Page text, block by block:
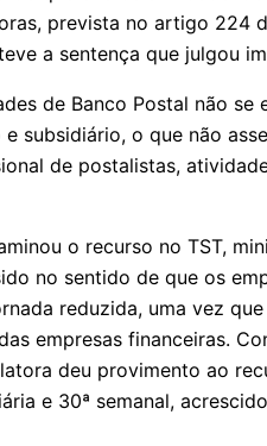
prevista no artigo 224
a sentença que julgou
de Banco Postal não
subsidiário, o que não
de postalistas,
o recurso no TST,
no sentido de que os
reduzida, uma vez
empresas financeiras.
deu provimento ao
e 30ª semanal,